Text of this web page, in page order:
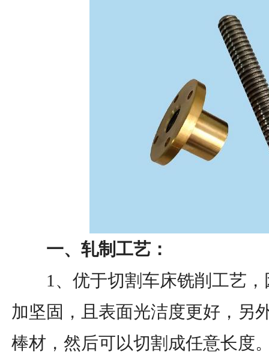
一、轧制工艺：
1、优于切割车床铣削工艺，
加坚固，且表面光洁度更好，另
棒材，然后可以切割成任意长度